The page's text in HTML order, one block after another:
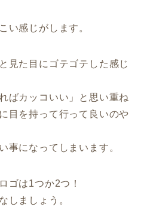
い感じがします。
見た目にゴテゴテした感じ
ばカッコいい」と思い重ね
目を持って行って良いのや
事になってしまいます。
ゴは1つか2つ！
しましょう。